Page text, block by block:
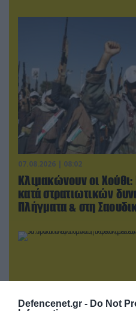
Defencenet.gr - Do Not
07.08.2026 | 08:02
Κλιμακώνουν οι Χούθι:
κατά στρατιωτικών
Πλήγματα & στη